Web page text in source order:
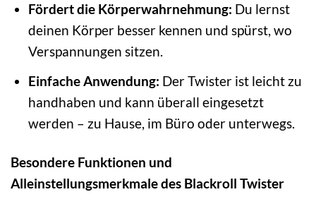
Fördert die Körperwahrnehmung: Du lernst
deinen Körper besser kennen und spürst, wo
Verspannungen sitzen.
Einfache Anwendung: Der Twister ist leicht zu
handhaben und kann überall eingesetzt
werden – zu Hause, im Büro oder unterwegs.
Besondere Funktionen und
Alleinstellungsmerkmale des Blackroll Twister